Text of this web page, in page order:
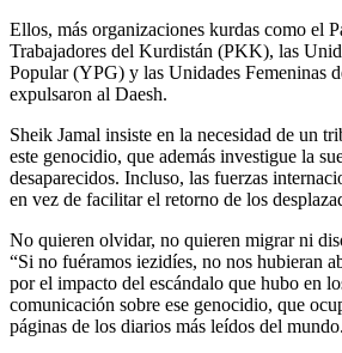
Ellos, más organizaciones kurdas como el
Trabajadores del Kurdistán (PKK), las
Popular (YPG) y las Unidades Femeninas
expulsaron al Daesh.
Sheik Jamal insiste en la necesidad de un
este genocidio, que además investigue la
desaparecidos. Incluso, las fuerzas
en vez de facilitar el retorno de los
No quieren olvidar, no quieren migrar ni
“Si no fuéramos iezidíes, no nos hubieran
por el impacto del escándalo que hubo en
comunicación sobre ese genocidio, que
páginas de los diarios más leídos del mundo.